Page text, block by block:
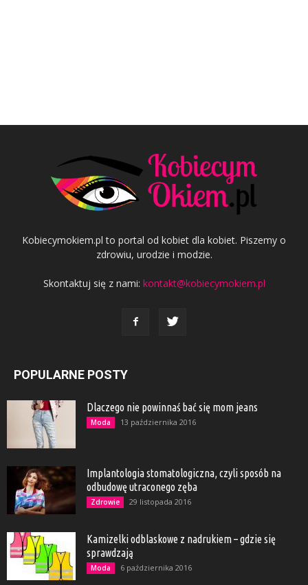
Kobiecymokiem.pl to portal od kobiet dla kobiet. Piszemy o
zdrowiu, urodzie i modzie.
Skontaktuj się z nami: kontakt@kobiecymokiem.pl
POPULARNE POSTY
Dlaczego nie powinnaś bać się mom jeans
Moda 13 października 2016
Implantologia stomatologiczna, czyli sposób na
odbudowę utraconego zęba
Zdrowie 29 listopada 2016
Kamizelki odblaskowe z nadrukiem – gdzie się
sprawdzają
Moda 6 października 2016